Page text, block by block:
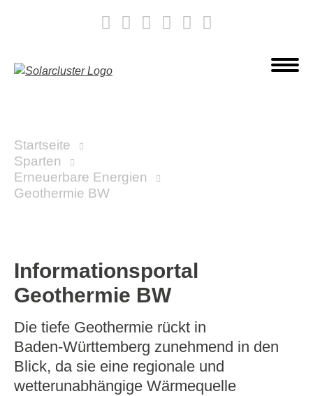
Startseite
Sparten
Erneuerbare Energien
Geothermie BW
Informationsportal
Geothermie BW
Die tiefe Geothermie rückt in
Baden‑Württemberg zunehmend in den
Blick, da sie eine regionale und
wetterunabhängige Wärmequelle